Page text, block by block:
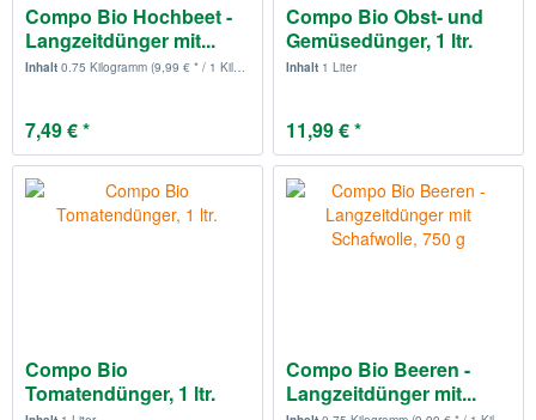
Compo Bio Hochbeet -
Langzeitdünger mit...
Inhalt0.75 Kilogramm(9,99 € * / 1 Kilogramm)
7,49 € *
Compo Bio Obst- und
Gemüsedünger, 1 ltr.
Inhalt 1 Liter
11,99 € *
Compo Bio
Tomatendünger, 1 ltr.
Compo Bio Beeren -
Langzeitdünger mit...